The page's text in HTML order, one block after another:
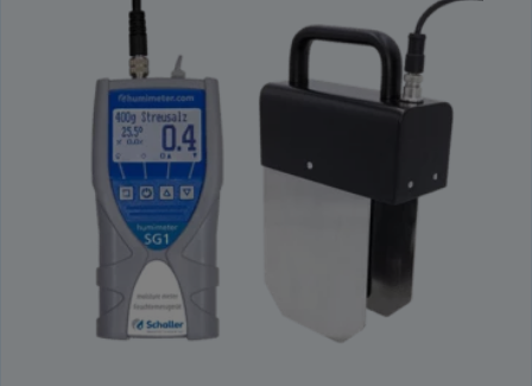
ABSOLUTE FEUCHTE
GLEICHGEWICHTSFEUCHTE
WASSERAKTIVITÄT
TROCKENSUBSTANZ
HEKTOLITERGEWICHT
SCHÜTTDICHTE
GEWICHT / MASSE